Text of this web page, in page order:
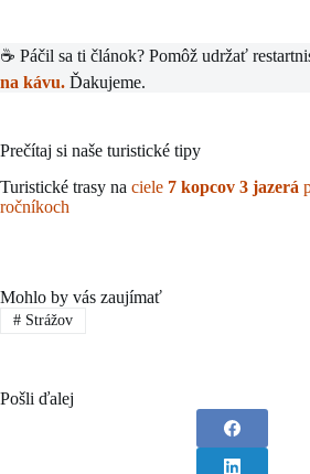
☕ Páčil sa ti článok? Pomôž udržať
na kávu. Ďakujeme.
Prečítaj si naše turistické tipy
Turistické trasy na ciele 7 kopcov 3 jazerá
ročníkoch
Mohlo by vás zaujímať
#Strážov
Pošli ďalej